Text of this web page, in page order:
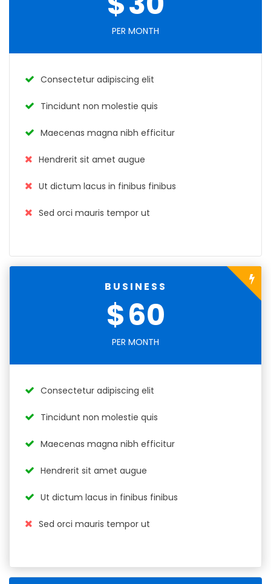
PER MONTH
Consectetur adipiscing elit
Tincidunt non molestie quis
Maecenas magna nibh efficitur
Hendrerit sit amet augue
Ut dictum lacus in finibus finibus
Sed orci mauris tempor ut
BUSINESS
$60
PER MONTH
Consectetur adipiscing elit
Tincidunt non molestie quis
Maecenas magna nibh efficitur
Hendrerit sit amet augue
Ut dictum lacus in finibus finibus
Sed orci mauris tempor ut